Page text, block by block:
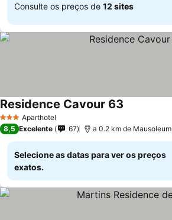
Consulte os preços de 12 sites
3 EstrelasAparthotel
Residence Cavour 63
8,5 Excelente 67 a 0.2 km de
Selecione as datas para ver os preços
exatos.